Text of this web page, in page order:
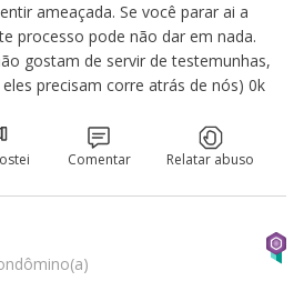
ameaçada. Se você parar ai a
processo pode não dar em nada.
gostam de servir de testemunhas,
precisam corre atrás de nós) 0k
Comentar Relatar abuso